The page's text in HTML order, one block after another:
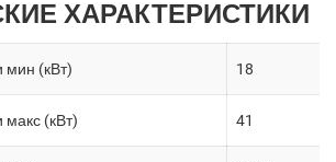
ХАРАКТЕРИСТИКИ
мин (кВт) 18
(кВт) 41